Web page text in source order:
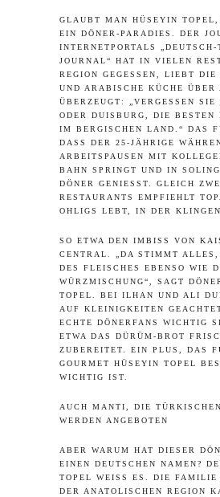
GLAUBT MAN HÜSEYIN
EIN DÖNER-PARADIES. DER
INTERNETPORTALS „DEUTSCH-
JOURNAL“ HAT IN VIELEN
REGION GEGESSEN, LIEBT DIE
UND ARABISCHE KÜCHE ÜBER
ÜBERZEUGT: „VERGESSEN SIE
ODER DUISBURG, DIE BESTEN
IM BERGISCHEN LAND.“ DAS
DASS DER 25-JÄHRIGE
ARBEITSPAUSEN MIT
BAHN SPRINGT UND IN
DÖNER GENIESST. GLEICH ZWEI
ESTAURANTS EMPFIEHLT
HLIGS LEBT, IN DER
SO ETWA DEN IMBISS VON
CENTRAL. „DA STIMMT
DES FLEISCHES EBENSO WIE
WÜRZMISCHUNG“, SAGT
TOPEL. BEI ILHAN UND ALI
AUF KLEINIGKEITEN
ECHTE DÖNERFANS WICHTIG
ETWA DAS DÜRÜM-BROT
UBEREITET. EIN PLUS, DAS
OURMET HÜSEYIN TOPEL
ICHTIG IST.
AUCH MANTI, DIE
WERDEN ANGEBOTEN
ABER WARUM HAT DIESER
EINEN DEUTSCHEN NAMEN?
TOPEL WEISS ES. DIE FAMILIE
ER ANATOLISCHEN REGION